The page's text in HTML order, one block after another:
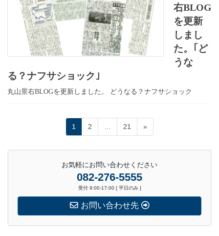
右BLOG
を更新
しまし
た。｢ど
うな
る？ナフサショック｣
丸山景右BLOGを更新しました。 どうなる？ナフサショック
固
定
ー
1
固
定
2 …
固
定
21 »
お気軽にお問い合わせください
082-276-5555
受付 9:00-17:00 [ 平日のみ ]
お問い合わせ先